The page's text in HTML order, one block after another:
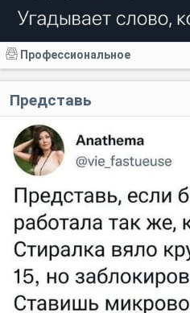
Профессиональное
Представь